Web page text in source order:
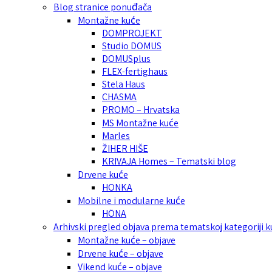
Blog stranice ponuđača
Montažne kuće
DOMPROJEKT
Studio DOMUS
DOMUSplus
FLEX-fertighaus
Stela Haus
CHASMA
PROMO – Hrvatska
MS Montažne kuće
Marles
ŽIHER HIŠE
KRIVAJA Homes – Tematski blog
Drvene kuće
HONKA
Mobilne i modularne kuće
HÖNA
Arhivski pregled objava prema tematskoj kategoriji
Montažne kuće – objave
Drvene kuće – objave
Vikend kuće – objave